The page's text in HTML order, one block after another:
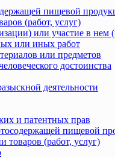
пищевой
(работ, услуг)
или участие в нем
или иных работ
или предметов
достоинства
деятельности
и патентных прав
пищевой
товаров (работ, услуг)